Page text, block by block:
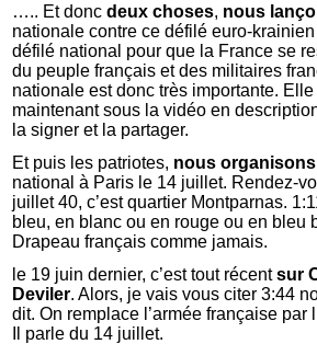
….. Et doncdeux choses, nous
nationale contre ce défilé euro-
défilé national pour que la France se
du peuple français et des militaires
nationale est donc très importante.
maintenant sous la vidéo en
la signer et la partager.
Et puis les patriotes, nous
national à Paris le 14 juillet. Rendez-
juillet 40, c’est quartier Montparnas.
bleu, en blanc ou en rouge ou en bleu
Drapeau français comme jamais.
le 19 juin dernier, c’est tout récentsur
Deviler. Alors, je vais vous citer 3:44
dit. On remplace l’armée française par
Il parle du 14 juillet.